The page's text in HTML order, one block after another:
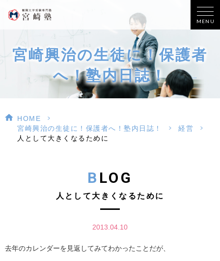
MENU
宮崎興治の生徒に！保護者
へ！塾内日誌！
HOME
>
宮崎興治の生徒に！保護者へ！塾内日誌！
> 経営
>
人として大きくなるために
BLOG
人として大きくなるために
2013.04.10
去年のカレンダーを見返してみてわかったことだが、